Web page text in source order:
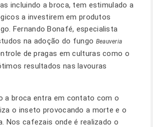
incluindo a broca, tem estimulado a
a investirem em produtos
Fernando Bonafé, especialista
na adoção do fungo Beauveria
de pragas em culturas como o
resultados nas lavouras
a broca entra em contato com o
o inseto provocando a morte e o
Nos cafezais onde é realizado o